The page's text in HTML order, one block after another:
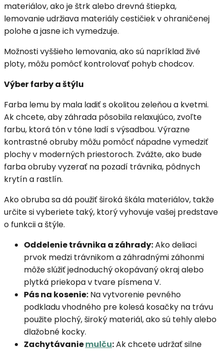
materiálov, ako je štrk alebo drevná štiepka,
lemovanie udržiava materiály cestičiek v ohraničenej
polohe a jasne ich vymedzuje.
Možnosti vyššieho lemovania, ako sú napríklad živé
ploty, môžu pomôcť kontrolovať pohyb chodcov.
Výber farby a štýlu
Farba lemu by mala ladiť s okolitou zeleňou a kvetmi.
Ak chcete, aby záhrada pôsobila relaxujúco, zvoľte
farbu, ktorá tón v tóne ladí s výsadbou. Výrazne
kontrastné obruby môžu pomôcť nápadne vymedziť
plochy v moderných priestoroch. Zvážte, ako bude
farba obruby vyzerať na pozadí trávnika, pôdnych
krytín a rastlín.
Ako obruba sa dá použiť široká škála materiálov, takže
určite si vyberiete taký, ktorý vyhovuje vašej predstave
o funkcii a štýle.
Oddelenie trávnika a záhrady:Ako deliaci
prvok medzi trávnikom a záhradnými záhonmi
môže slúžiť jednoduchý okopávaný okraj alebo
plytká priekopa v tvare písmena V.
Pás na kosenie: Na vytvorenie pevného
podkladu vhodného pre kolesá kosačky na trávu
použite plochý, široký materiál, ako sú tehly alebo
dlažobné kocky.
Zachytávaniemulču:Ak chcete udržať silne